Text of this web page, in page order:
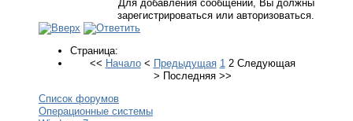
Для добавления сообщений, Вы должны
зарегистрироваться или авторизоваться.
Страница:
<< Начало< Предыдущая 1 2 Следующая
> Последняя>>
Список форумов
Операционные системы